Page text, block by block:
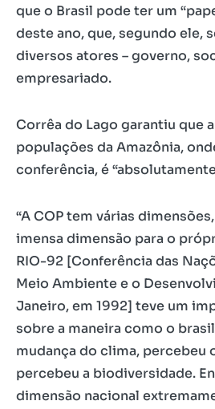
que o Brasil pode ter um
deste ano, que, segundo ele,
diversos atores – governo,
empresariado.
Corrêa do Lago garantiu que
populações da Amazônia,
conferência, é
“A COP tem várias
imensa dimensão para o
RIO-92 [Conferência das
Meio Ambiente e o
Janeiro, em 1992] teve um
sobre a maneira como o
mudança do clima, percebeu
percebeu a biodiversidade.
dimensão nacional